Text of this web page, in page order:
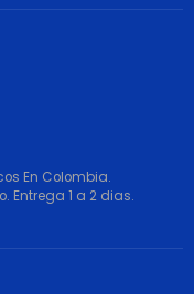
En Colombia.
Entrega 1 a 2 dias.